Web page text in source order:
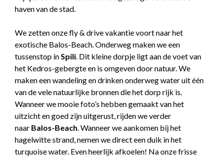
haven van de stad.
We zetten onze fly & drive vakantie voort naar het
exotische Balos-Beach. Onderweg maken we een
tussenstop inSpili. Dit kleine dorpje ligt aan de voet van
het Kedros-gebergte en is omgeven door natuur. We
maken een wandeling en drinken onderweg water uit één
van de vele natuurlijke bronnen die het dorp rijk is.
Wanneer we mooie foto’s hebben gemaakt van het
uitzicht en goed zijn uitgerust, rijden we verder
naar Balos-Beach. Wanneer we aankomen bij het
hagelwitte strand, nemen we direct een duik in het
turquoise water. Even heerlijk afkoelen! Na onze frisse